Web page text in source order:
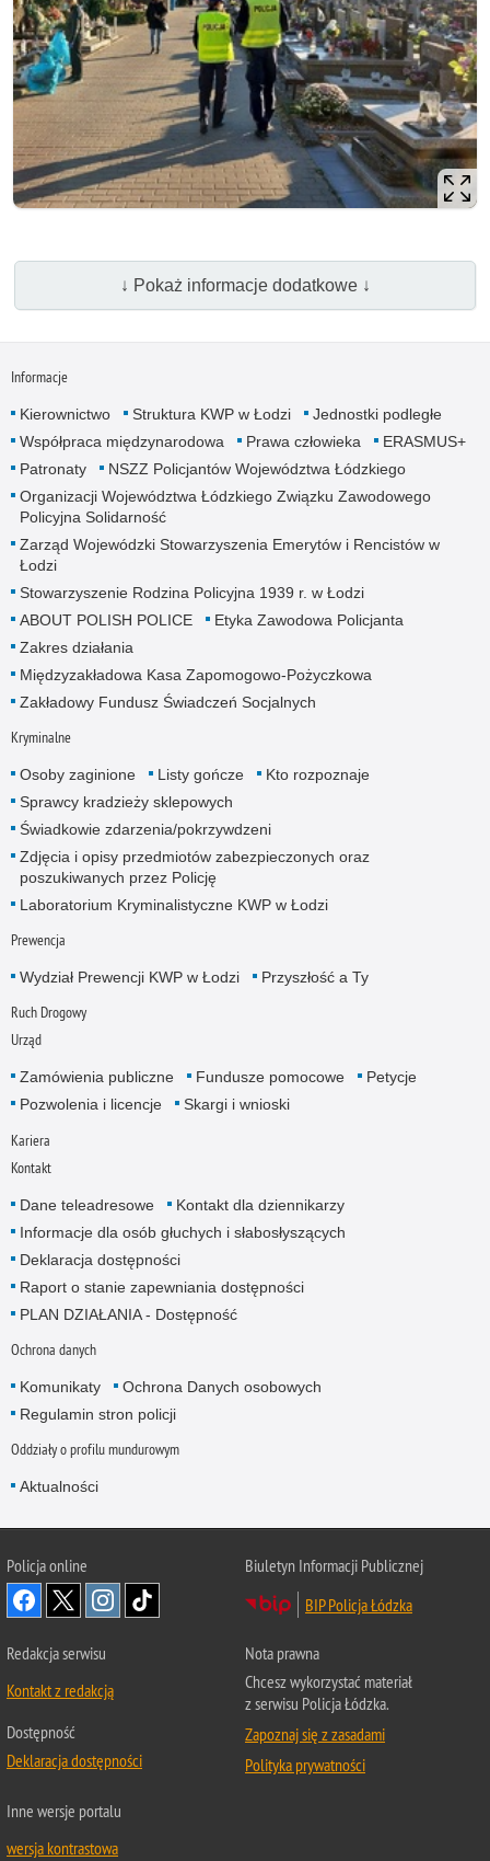
↓ Pokaż informacje dodatkowe ↓
Informacje
Kierownictwo Struktura KWP w Łodzi
Jednostki podległe
Współpraca międzynarodowa
Prawa człowieka
ERASMUS+
Patronaty
NSZZ Policjantów Województwa Łódzkiego
Organizacji Województwa Łódzkiego Związku Zawodowego
Policyjna Solidarność
Zarząd Wojewódzki Stowarzyszenia Emerytów i Rencistów w
Łodzi
Stowarzyszenie Rodzina Policyjna 1939 r. w Łodzi
ABOUT POLISH POLICE
Etyka Zawodowa Policjanta
Zakres działania
Międzyzakładowa Kasa Zapomogowo-Pożyczkowa
Zakładowy Fundusz Świadczeń Socjalnych
Kryminalne
Osoby zaginione Listy gończe
Kto rozpoznaje
Sprawcy kradzieży sklepowych
Świadkowie zdarzenia/pokrzywdzeni
Zdjęcia i opisy przedmiotów zabezpieczonych oraz
poszukiwanych przez Policję
Laboratorium Kryminalistyczne KWP w Łodzi
Prewencja
Wydział Prewencji KWP w Łodzi Przyszłość a Ty
Ruch Drogowy
Urząd
Zamówienia publiczne Fundusze pomocowe
Petycje
Pozwolenia i licencje
Skargi i wnioski
Kariera
Kontakt
Dane teleadresowe
Kontakt dla dziennikarzy
Informacje dla osób głuchych i słabosłyszących
Deklaracja dostępności
Raport o stanie zapewniania dostępności
PLAN DZIAŁANIA - Dostępność
Ochrona danych
Komunikaty
Ochrona Danych osobowych
Regulamin stron policji
Oddziały o profilu mundurowym
Aktualności
Policja online
Biuletyn Informacji Publicznej
BIP Policja Łódzka
Redakcja serwisu
Kontakt z redakcją
Dostępność
Deklaracja dostępności
Nota prawna
Chcesz wykorzystać materiał
z serwisu Policja Łódzka.
Zapoznaj się z zasadami
Polityka prywatności
Inne wersje portalu
wersja kontrastowa